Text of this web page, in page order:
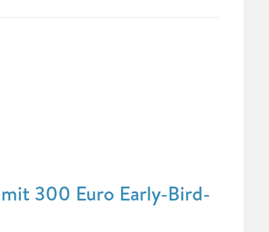
300 Euro Early-Bird-